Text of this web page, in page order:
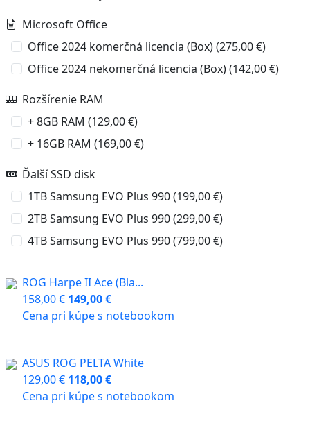
Microsoft Office
Office 2024 komerčná licencia (Box) (275,00 €)
Office 2024 nekomerčná licencia (Box) (142,00 €)
Rozšírenie RAM
+ 8GB RAM (129,00 €)
+ 16GB RAM (169,00 €)
Ďalší SSD disk
1TB Samsung EVO Plus 990 (199,00 €)
2TB Samsung EVO Plus 990 (299,00 €)
4TB Samsung EVO Plus 990 (799,00 €)
ROG Harpe II Ace (Bla...
158,00 € 149,00 €
Cena pri kúpe s notebookom
ASUS ROG PELTA White
129,00 € 118,00 €
Cena pri kúpe s notebookom